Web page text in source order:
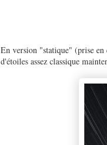
En version "statique" (prise
d'étoiles assez classique